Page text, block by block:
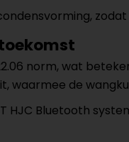
norm, wat
waarmee de
HJC Bluetooth